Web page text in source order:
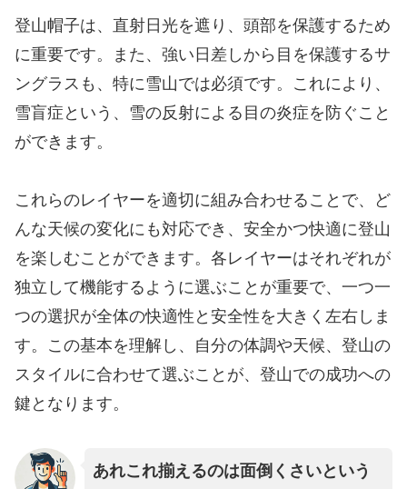
登山帽子は、直射日光を遮り、頭部を保護するため
に重要です。また、強い日差しから目を保護するサ
ングラスも、特に雪山では必須です。これにより、
雪盲症という、雪の反射による目の炎症を防ぐこと
ができます。
これらのレイヤーを適切に組み合わせることで、ど
んな天候の変化にも対応でき、安全かつ快適に登山
を楽しむことができます。各レイヤーはそれぞれが
独立して機能するように選ぶことが重要で、一つ一
つの選択が全体の快適性と安全性を大きく左右しま
す。この基本を理解し、自分の体調や天候、登山の
スタイルに合わせて選ぶことが、登山での成功への
鍵となります。
あれこれ揃えるのは面倒くさいという